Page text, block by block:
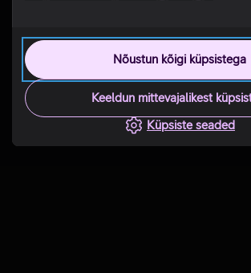
Nõustun kõigi küpsistega
Keeldun mittevajalikest
Küpsiste seaded